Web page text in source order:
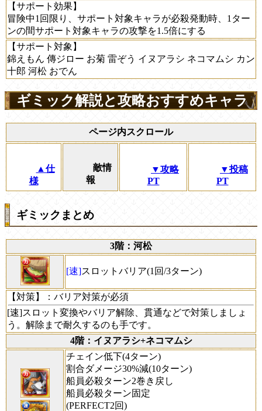
【サポート効果】
冒険中1回限り、サポート対象キャラが必殺発動時、1ター
ンの間サポート対象キャラの攻撃を1.5倍にする
【サポート対象】
錦えもん 傳ジロー お菊 雷ぞう イヌアラシ ネコマムシ カン
十郎 河松 おでん
ギミック解説と攻略おすすめキャラ
ページ内スクロール
▲仕
様
敵情
報
▼攻略
PT
▼投稿
PT
ギミックまとめ
3階：河松
[速]スロットバリア(1回/3ターン)
【対策】
：バリア対策が必須
[速]スロット変換やバリア解除、貫通などで対策しましょ
う。解除まで耐久するのも手です。
4階：イヌアラシ+ネコマムシ
チェイン低下(4ターン)
割合ダメージ30%減(10ターン)
船員必殺ターン2巻き戻し
船員必殺ターン固定
(PERFECT2回)